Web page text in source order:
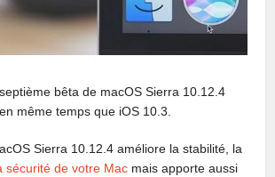
bêta de macOS Sierra 10.12.4
même temps que iOS 10.3.
Sierra 10.12.4 améliore la stabilité, la
sécurité de votre Mac mais apporte aussi